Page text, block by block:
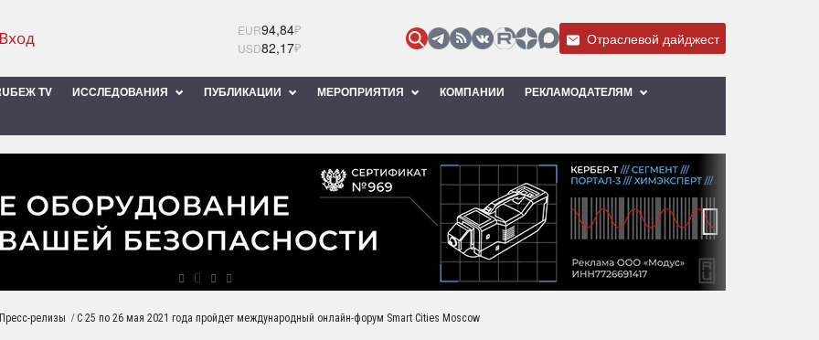
EUR94,84₽
USD82,17₽ Отраслевой дайджест
TV ИССЛЕДОВАНИЯ ПУБЛИКАЦИИ МЕРОПРИЯТИЯ КОМПАНИИ РЕКЛАМОДАТЕЛЯМ
Пресс-релизы / С 25 по 26 мая 2021 года пройдет международный онлайн-форум Smart Cities Moscow